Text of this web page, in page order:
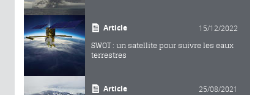
Article 15/12/2022
SWOT : un satellite pour suivre les eaux
terrestres
Article 25/08/2021